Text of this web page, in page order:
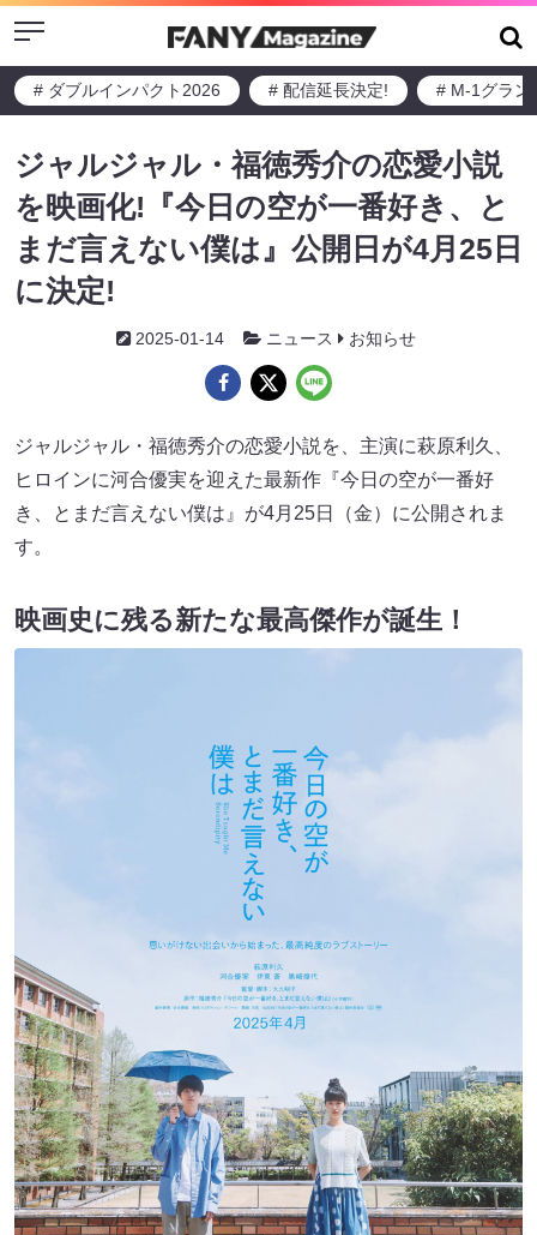
Menu
# ダブルインパクト2026 # 配信延長決定! # M-1グラン
ジャルジャル・福徳秀介の恋愛小説
を映画化!『今日の空が一番好き、と
まだ言えない僕は』公開日が4月25日
に決定!
2025-01-14 ニュース お知らせ
ジャルジャル・福徳秀介の恋愛小説を、主演に萩原利久、
ヒロインに河合優実を迎えた最新作『今日の空が一番好
き、とまだ言えない僕は』が4月25日（金）に公開されま
す。
映画史に残る新たな最高傑作が誕生！